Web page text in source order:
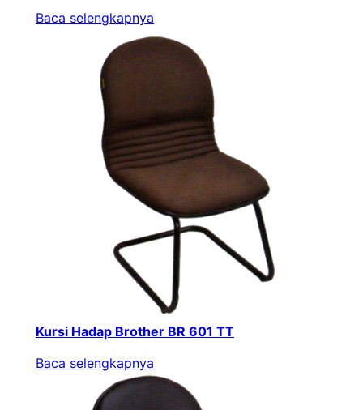
Baca selengkapnya
Kursi Hadap Brother BR 601 TT
Baca selengkapnya